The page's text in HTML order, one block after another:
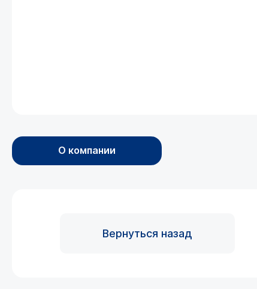
О компании
Вернуться назад